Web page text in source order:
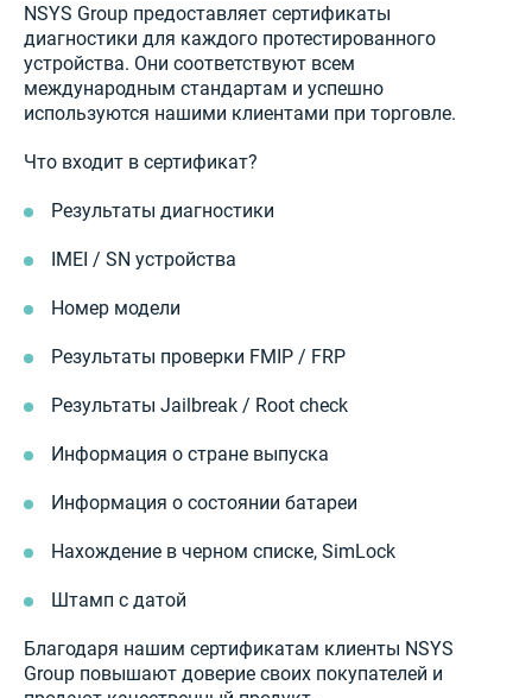
NSYS Group предоставляет сертификаты
диагностики для каждого протестированного
устройства. Они соответствуют всем
международным стандартам и успешно
используются нашими клиентами при торговле.
Что входит в сертификат?
Результаты диагностики
IMEI / SN устройства
Номер модели
Результаты проверки FMIP / FRP
Результаты Jailbreak / Root check
Информация о стране выпуска
Информация о состоянии батареи
Нахождение в черном списке, SimLock
Штамп с датой
Благодаря нашим сертификатам клиенты NSYS
Group повышают доверие своих покупателей и